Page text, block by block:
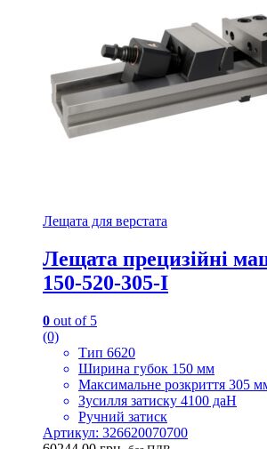
Лещата для верстата
Лещата прецизійні
150-520-305-I
0 out of 5
(0)
Тип 6620
Ширина губок 150 мм
Максимальне розкриття 305
Зусилля затиску 4100 даН
Ручний затиск
Артикул: 326620070700